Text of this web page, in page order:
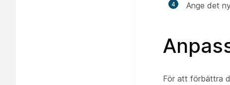
4 Ange det
För att förbättra